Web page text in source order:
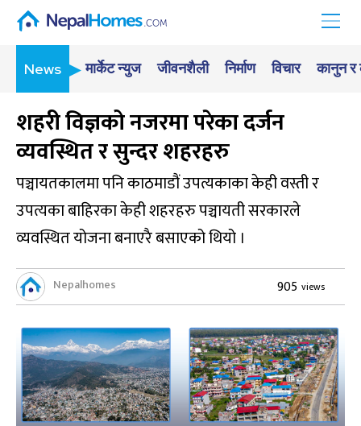
News मार्केट न्युज जीवनशैली निर्माण विचार कानुन
शहरी विज्ञको नजरमा परेका दर्जन
व्यवस्थित र सुन्दर शहरहरु
पञ्चायतकालमा पनि काठमाडौं उपत्यकाका केही वस्ती र
उपत्यका बाहिरका केही शहरहरु पञ्चायती सरकारले
व्यवस्थित योजना बनाएरै बसाएको थियो ।
Nepalhomes 905 views